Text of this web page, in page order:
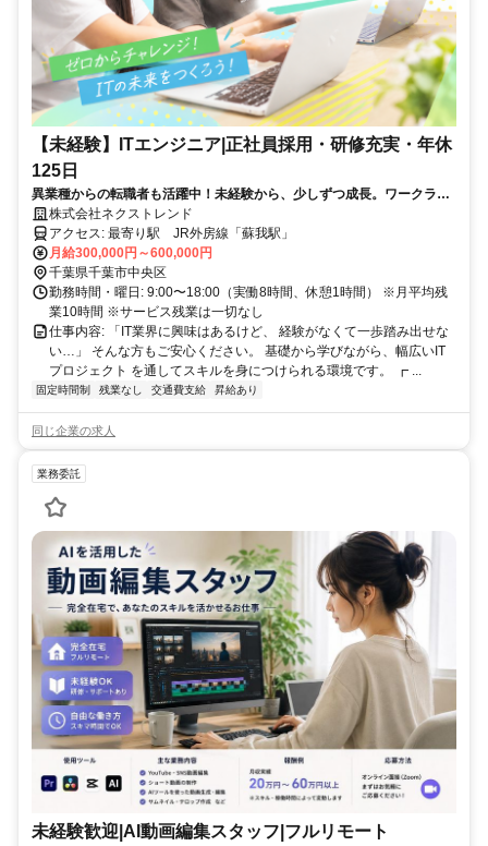
【未経験】ITエンジニア|正社員採用・研修充実・年休
125日
異業種からの転職者も活躍中！未経験から、少しずつ成長。ワークライ
フバランスも大切にできる環境です。
株式会社ネクストレンド
アクセス: 最寄り駅 JR外房線「蘇我駅」
月給300,000円～600,000円
千葉県千葉市中央区
勤務時間・曜日: 9:00〜18:00（実働8時間、休憩1時間） ※月平均残
業10時間 ※サービス残業は一切なし
仕事内容: 「IT業界に興味はあるけど、 経験がなくて一歩踏み出せな
い…」 そんな方もご安心ください。 基礎から学びながら、幅広いIT
プロジェクト を通してスキルを身につけられる環境です。 ┏ ...
固定時間制 残業なし 交通費支給 昇給あり
同じ企業の求人
業務委託
未経験歓迎|AI動画編集スタッフ|フルリモート